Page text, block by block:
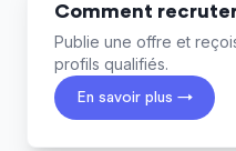
Comment
Publie une offre et
profils qualifiés.
En savoir plus →